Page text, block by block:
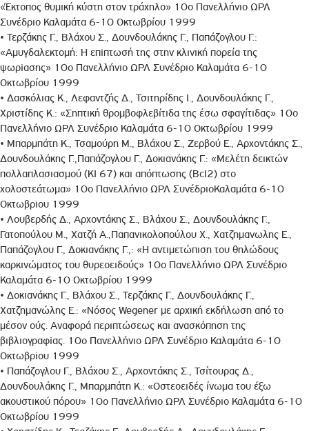
«Έκτοπος θυμική κύστη στον τράχηλο» 10ο Πανελλήνιο ΩΡΛ
Συνέδριο Καλαμάτα 6-10 Οκτωβρίου 1999
• Τερζάκης Γ., Βλάχου Σ., Δουνδουλάκης Γ., Παπάζογλου Γ.:
«Αμυγδαλεκτομή: Η επiπτωσή της στην κλινική πορεία της
ψωρiασης» 10ο Πανελλήνιο ΩΡΛ Συνέδριο Καλαμάτα 6-10
Οκτωβρίου 1999
• Δασκόλιας Κ., Λεφαντζής Δ., Τσιτηρίδης Ι., Δουνδουλάκης Γ.,
Χριστίδης Κ.: «Σηπτική θρομβοφλεβίτιδα της έσω σφαγίτιδας» 10ο
Πανελλήνιο ΩΡΛ Συνέδριο Καλαμάτα 6-10 Οκτωβρίου 1999
• Μπαρμπάτη Κ., Τσαμούρη Μ., Βλάχου Σ., Ζερβού Ε., Αρχοντάκης Σ.,
Δουνδουλάκης Γ.,Παπάζογλου Γ., Δοκιανάκης Γ.: «Μελέτη δεικτών
πολλαπλασιασμού (ΚΙ 67) και απόπτωσης (BcI2) στο
χολοστεάτωμα» 10ο Πανελλήνιο ΩΡΛ ΣυνέδριοΚαλαμάτα 6-10
Οκτωβρiου 1999
• Λουβερδής Δ., Αρχοντάκης Σ., Βλάχου Σ., Δουνδουλάκης Γ.,
Γατοπούλου Μ., Χατζή Α.,Παπανικολοπούλου Χ., Χατζημανωλης Ε.,
Παπάζογλου Γ., Δοκιανάκης Γ.,: «Η αντιμετώπιση του θηλώδους
καρκινώματος του θυρεοειδούς» 10ο Πανελλήνιο ΩΡΛ Συνέδριο
Καλαμάτα 6-10 Οκτωβρίου 1999
• Δοκιανάκης Γ., Βλάχου Σ., Τερζάκης Γ., Δουνδουλάκης Γ.,
Χατζημανώλης Ε.: «Νόσος Wegener με αρχική εκδήλωση από το
μέσον ούς. Αναφορά περιπτώσεως και ανασκόπηση της
βιβλιογραφiας. 10ο Πανελλήνιο ΩΡΛ Συνέδριο Καλαμάτα 6-10
Οκτωβρiου 1999
• Παπάζογλου Γ., Βλάχου Σ., Αρχοντάκης Σ., Τσίτουρας Δ.,
Δουνδουλάκης Γ., Μπαρμπάτη Κ.: «Οστεοειδές ίνωμα του έξω
ακουστικού πόρου» 10ο Πανελλήνιο ΩΡΛ Συνέδριο Καλαμάτα 6-10
Οκτωβρίου 1999